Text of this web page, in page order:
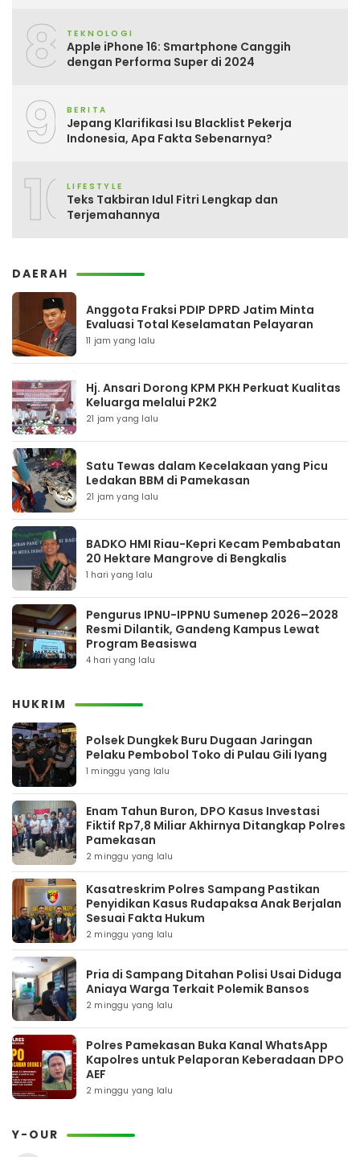
8 TEKNOLOGI
Apple iPhone 16: Smartphone Canggih
dengan Performa Super di 2024
9 BERITA
Jepang Klarifikasi Isu Blacklist Pekerja
Indonesia, Apa Fakta Sebenarnya?
10LIFESTYLE
Teks Takbiran Idul Fitri Lengkap dan
Terjemahannya
DAERAH
Anggota Fraksi PDIP DPRD Jatim Minta
Evaluasi Total Keselamatan Pelayaran
11 jam yang lalu
Hj. Ansari Dorong KPM PKH Perkuat Kualitas
Keluarga melalui P2K2
21 jam yang lalu
Satu Tewas dalam Kecelakaan yang Picu
Ledakan BBM di Pamekasan
21 jam yang lalu
BADKO HMI Riau-Kepri Kecam Pembabatan
20 Hektare Mangrove di Bengkalis
1 hari yang lalu
Pengurus IPNU-IPPNU Sumenep 2026–2028
Resmi Dilantik, Gandeng Kampus Lewat
Program Beasiswa
4 hari yang lalu
HUKRIM
Polsek Dungkek Buru Dugaan Jaringan
Pelaku Pembobol Toko di Pulau Gili Iyang
1 minggu yang lalu
Enam Tahun Buron, DPO Kasus Investasi
Fiktif Rp7,8 Miliar Akhirnya Ditangkap Polres
Pamekasan
2 minggu yang lalu
Kasatreskrim Polres Sampang Pastikan
Penyidikan Kasus Rudapaksa Anak Berjalan
Sesuai Fakta Hukum
2 minggu yang lalu
Pria di Sampang Ditahan Polisi Usai Diduga
Aniaya Warga Terkait Polemik Bansos
2 minggu yang lalu
Polres Pamekasan Buka Kanal WhatsApp
Kapolres untuk Pelaporan Keberadaan DPO
AEF
2 minggu yang lalu
Y-OUR